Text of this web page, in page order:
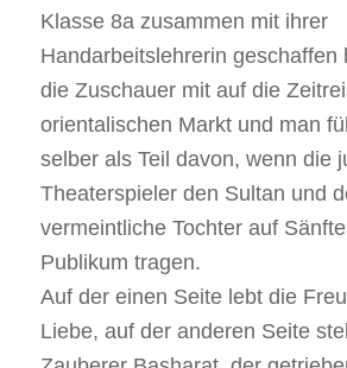
Klasse 8a zusammen mit ihrer
Handarbeitslehrerin geschaffen
die Zuschauer mit auf die
orientalischen Markt und man
selber als Teil davon, wenn die
Theaterspieler den Sultan und
vermeintliche Tochter auf
Publikum tragen.
Auf der einen Seite lebt die
Liebe, auf der anderen Seite